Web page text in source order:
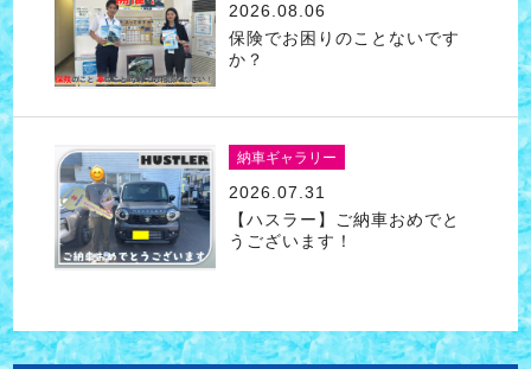
2026.08.06
保険でお困りのことないです
か？
納車ギャラリー
2026.07.31
【ハスラー】ご納車おめでと
うございます！